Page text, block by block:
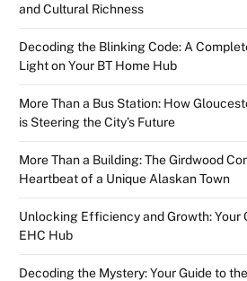
and Cultural Richness
Decoding the Blinking Code: A
Light on Your BT Home Hub
More Than a Bus Station: How
is Steering the City’s Future
More Than a Building: The Girdwood
Heartbeat of a Unique Alaskan Town
Unlocking Efficiency and Growth: Your
EHC Hub
Decoding the Mystery: Your Guide to